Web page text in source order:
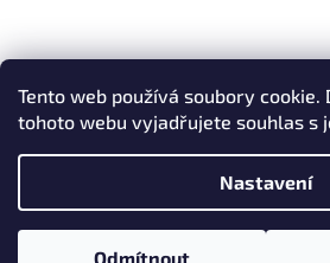
Tento web používá soubory cookie.
tohoto webu vyjadřujete souhlas s
Nastavení
Odmítnout
Sledovat na Instagramu
Facebook
Vytvořil Shoptet Copyright 2026